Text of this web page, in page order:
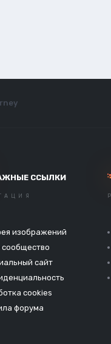
ССЫЛКИ
изображений
сайт
cookies
форума